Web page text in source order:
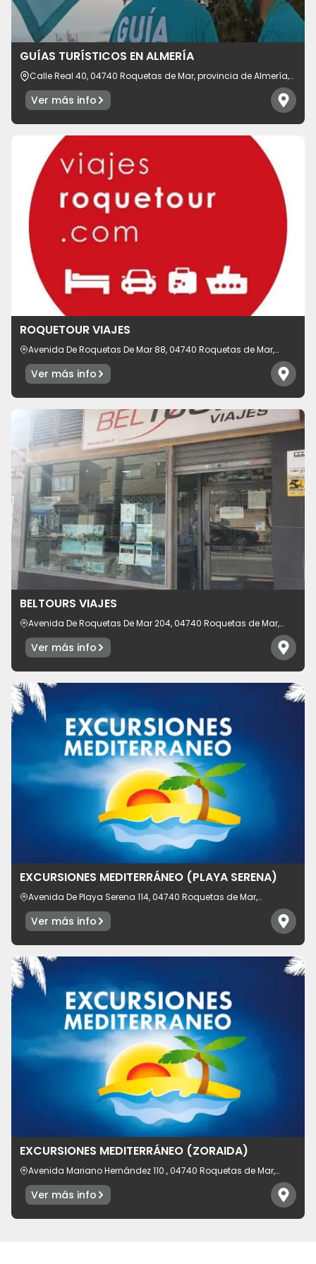
Idioma
GUÍAS TURÍSTICOS EN ALMERÍA
Calle Real 40, 04740 Roquetas de Mar, provincia de Almería,
Ver más info
ROQUETOUR VIAJES
Avenida De Roquetas De Mar 88, 04740 Roquetas de Mar,
Ver más info
BELTOURS VIAJES
Avenida De Roquetas De Mar 204, 04740 Roquetas de Mar,
Ver más info
EXCURSIONES MEDITERRÁNEO (PLAYA SERENA)
Avenida De Playa Serena 114, 04740 Roquetas de Mar,
Ver más info
EXCURSIONES MEDITERRÁNEO (ZORAIDA)
Avenida Mariano Hernández 110., 04740 Roquetas de Mar,
Ver más info